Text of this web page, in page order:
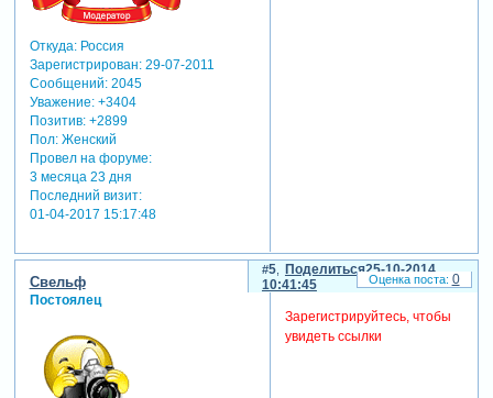
Откуда:Россия
Зарегистрирован: 29-07-2011
Сообщений:2045
Уважение: +3404
Позитив: +2899
Пол:Женский
Провел на форуме:
3 месяца 23 дня
Последний визит:
01-04-2017 15:17:48
Поделиться
5
25-10-2014
10:41:45
Свельф
Постоялец
Зарегистрируйтесь, чтобы
увидеть ссылки
0